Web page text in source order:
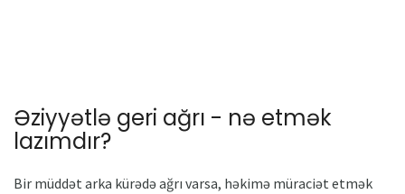
Əziyyətlə geri ağrı - nə etmək
lazımdır?
Bir müddət arka kürədə ağrı varsa, həkimə müraciət etmək